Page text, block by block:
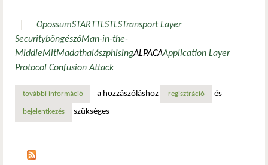
OpossumSTARTTLSTLSTransport Layer
SecurityböngészőMan-in-the-
MiddleMitMadathalászphisingALPACAApplication Layer
Protocol Confusion Attack
további információ„opossum” – egy új típusú man-in-the-middle támadás,
a hozzászóláshoz regisztráció és
bejelentkezés szükséges